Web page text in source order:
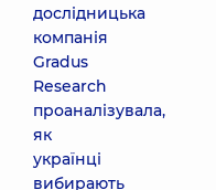
дослідницька
компанія
Gradus
Research
проаналізувала,
як
українці
вибирають